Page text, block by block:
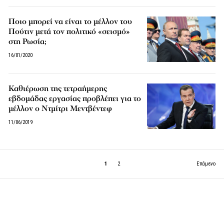
Ποιο μπορεί να είναι το μέλλον του
Πούτιν μετά τον πολιτικό «σεισμό»
στη Ρωσία;
16/01/2020
Καθιέρωση της τετραήμερης
εβδομάδας εργασίας προβλέπει για το
μέλλον ο Ντμίτρι Μεντβέντεφ
11/06/2019
1 2 Επόμενο